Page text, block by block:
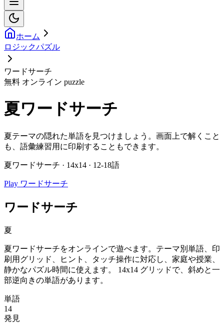
ホーム
ロジックパズル
ワードサーチ
無料 オンライン puzzle
夏ワードサーチ
夏テーマの隠れた単語を見つけましょう。画面上で解くこと
も、語彙練習用に印刷することもできます。
夏ワードサーチ · 14x14 · 12-18語
Play ワードサーチ
ワードサーチ
夏
夏ワードサーチをオンラインで遊べます。テーマ別単語、印
刷用グリッド、ヒント、タッチ操作に対応し、家庭や授業、
静かなパズル時間に使えます。
14x14 グリッドで、斜めと一
部逆向きの単語があります。
単語
14
発見